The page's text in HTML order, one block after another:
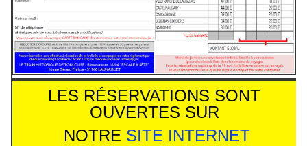
LES RÉSERVATIONS SONT
OUVERTES SUR
NOTRE SITE INTERNET